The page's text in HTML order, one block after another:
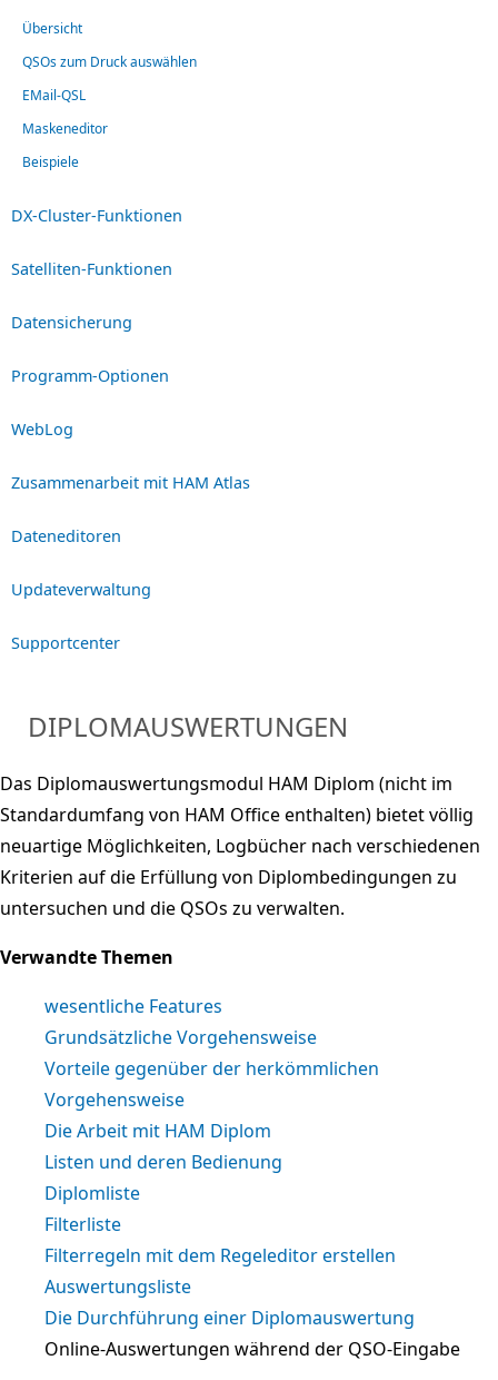
Übersicht
QSOs zum Druck auswählen
EMail-QSL
Maskeneditor
Beispiele
DX-Cluster-Funktionen
Satelliten-Funktionen
Datensicherung
Programm-Optionen
WebLog
Zusammenarbeit mit HAM Atlas
Dateneditoren
Updateverwaltung
Supportcenter
DIPLOMAUSWERTUNGEN
Das Diplomauswertungsmodul HAM Diplom (nicht im
Standardumfang von HAM Office enthalten) bietet völlig
neuartige Möglichkeiten, Logbücher nach verschiedenen
Kriterien auf die Erfüllung von Diplombedingungen zu
untersuchen und die QSOs zu verwalten.
Verwandte Themen
wesentliche Features
Grundsätzliche Vorgehensweise
Vorteile gegenüber der herkömmlichen
Vorgehensweise
Die Arbeit mit HAM Diplom
Listen und deren Bedienung
Diplomliste
Filterliste
Filterregeln mit dem Regeleditor erstellen
Auswertungsliste
Die Durchführung einer Diplomauswertung
Online-Auswertungen während der QSO-Eingabe